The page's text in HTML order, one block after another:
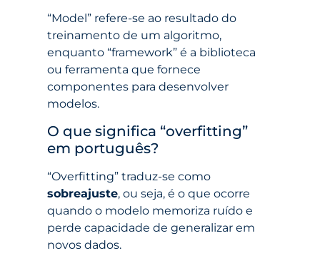
“Model” refere-se ao resultado do
treinamento de um algoritmo,
enquanto “framework” é a biblioteca
ou ferramenta que fornece
componentes para desenvolver
modelos.
O que significa “overfitting”
em português?
“Overfitting” traduz-se como
sobreajuste, ou seja, é o que ocorre
quando o modelo memoriza ruído e
perde capacidade de generalizar em
novos dados.